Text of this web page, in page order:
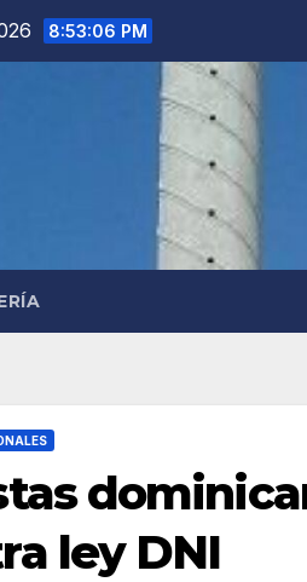
8:53:08 PM
ley DNI